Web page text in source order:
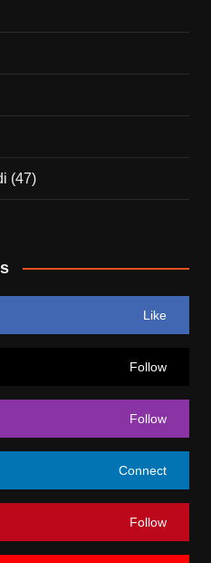
(47)
Like
Follow
Follow
Connect
Follow